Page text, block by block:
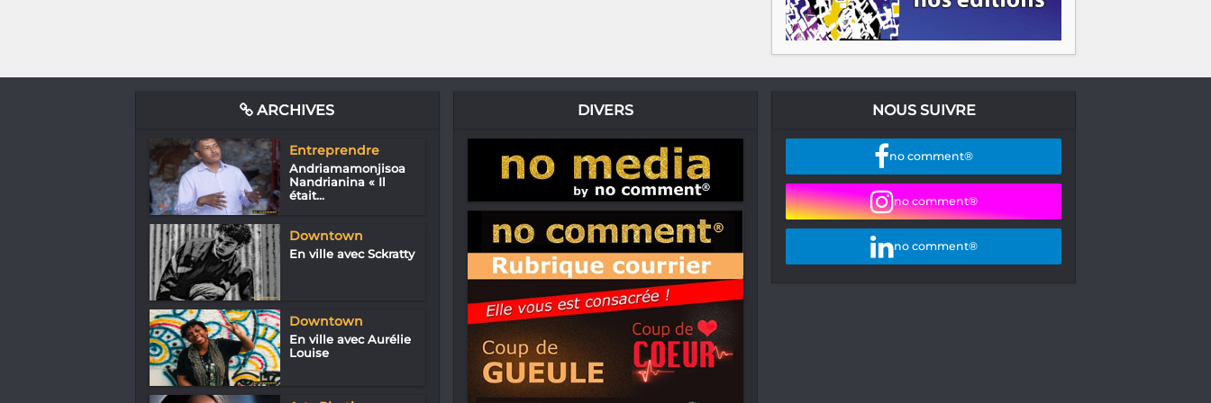
ARCHIVES
Entreprendre
Andriamamonjisoa
Nandrianina « Il
était...
Downtown
En ville avec Sckratty
Downtown
En ville avec Aurélie
Louise
DIVERS NOUS SUIVRE
no comment®
no comment®
no comment®